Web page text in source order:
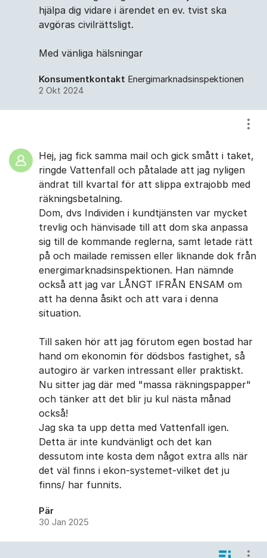
hjälpa dig vidare i ärendet en ev. tvist ska
avgöras civilrättsligt.
Med vänliga hälsningar
Konsumentkontakt Energimarknadsinspektionen
2 Okt 2024
Hej, jag fick samma mail och gick smått i taket,
ringde Vattenfall och påtalade att jag nyligen
ändrat till kvartal för att slippa extrajobb med
räkningsbetalning.
Dom, dvs Individen i kundtjänsten var mycket
trevlig och hänvisade till att dom ska anpassa
sig till de kommande reglerna, samt letade rätt
på och mailade remissen eller liknande dok från
energimarknadsinspektionen. Han nämnde
också att jag var LÅNGT IFRÅN ENSAM om
att ha denna åsikt och att vara i denna
situation.
Till saken hör att jag förutom egen bostad har
hand om ekonomin för dödsbos fastighet, så
autogiro är varken intressant eller praktiskt.
Nu sitter jag där med "massa räkningspapper"
och tänker att det blir ju kul nästa månad
också!
Jag ska ta upp detta med Vattenfall igen.
Detta är inte kundvänligt och det kan
dessutom inte kosta dem något extra alls när
det väl finns i ekon-systemet-vilket det ju
finns/ har funnits.
Pär
30 Jan 2025